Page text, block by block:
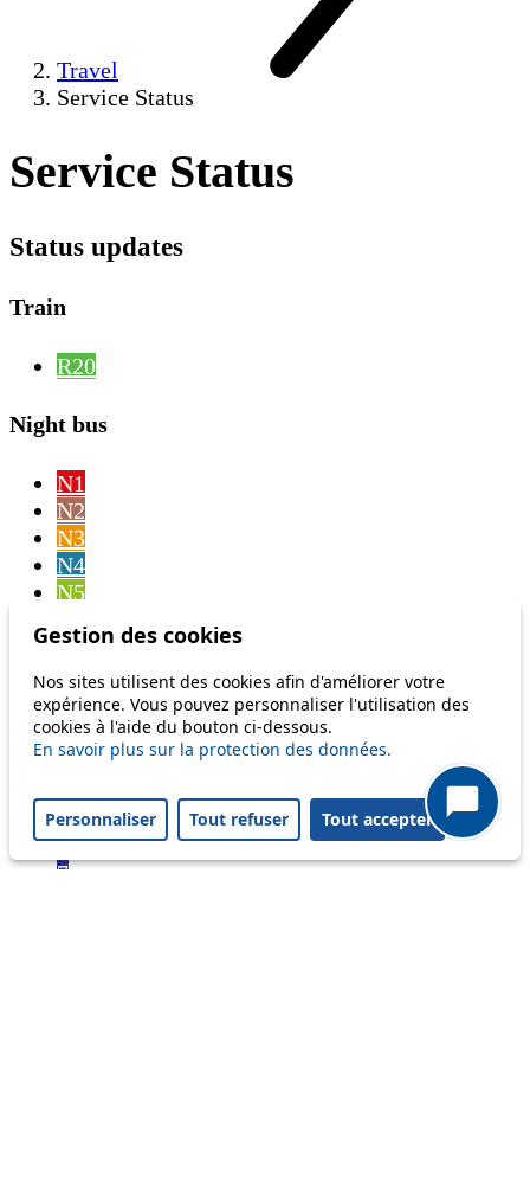
Gestion des cookies
Nos sites utilisent des cookies afin d'améliorer votre
expérience. Vous pouvez personnaliser l'utilisation des
cookies à l'aide du bouton ci-dessous.
En savoir plus sur la protection des données.
Personnaliser Tout refuser Tout accepter
Travel
Service Status
Service Status
Status updates
Train
R20
Night bus
N1
N2
N3
N4
N5
Bus
1
2
4
6
7